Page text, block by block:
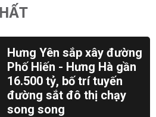
Hưng Yên sắp xây đường
Phố Hiến - Hưng Hà gần
16.500 tỷ, bố trí tuyến
đường sắt đô thị chạy
song song